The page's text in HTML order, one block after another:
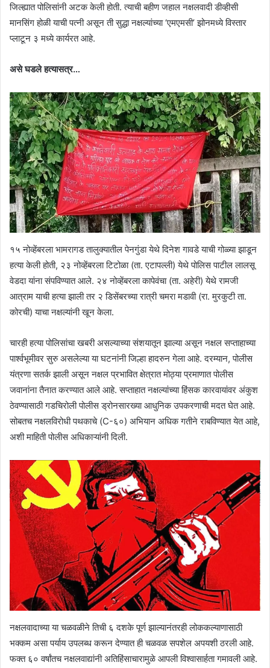
जिल्ह्यात पोलिसांनी अटक केली होती. त्याची बहीण जहाल नक्षलवादी डीव्हीसी
मानसिंग होळी याची पत्नी असून ती सुद्धा नक्षल्यांच्या ‘एमएमसी’ झोनमध्ये विस्तार
प्लाटून ३ मध्ये कार्यरत आहे.
असे घडले हत्यासत्र…
१५ नोव्हेंबरला भामरागड तालुक्यातील पेनगुंडा येथे दिनेश गावडे याची गोळ्या झाडून
हत्या केली होती, २३ नोव्हेंबरला टिटोळा (ता. एटापल्ली) येथे पोलिस पाटील लालसू
वेडदा यांना संपविण्यात आले. २४ नोव्हेंबरला कापेवंचा (ता. अहेरी) येथे रामजी
आत्राम याची हत्या झाली तर २ डिसेंबरच्या रात्री चमरा मडावी (रा. मुरकुटी ता.
कोरची) याचा नक्षल्यांनी खून केला.
चारही हत्या पोलिसांचा खबरी असल्याच्या संशयातून झाल्या असून नक्षल सप्ताहाच्या
पार्श्वभूमीवर सुरु असलेल्या या घटनांनी जिल्हा हादरुन गेला आहे. दरम्यान, पोलीस
यंत्रणा सतर्क झाली असून नक्षल प्रभावित क्षेत्रात मोठ्या प्रमाणात पोलीस
जवानांना तैनात करण्यात आले आहे. सप्ताहात नक्षल्यांच्या हिंसक कारवायांवर अंकुश
ठेवण्यासाठी गडचिरोली पोलीस ड्रोनसारख्या आधुनिक उपकरणाची मदत घेत आहे.
सोबतच नक्षलविरोधी पथकाचे (C-६०) अभियान अधिक गतीने राबविण्यात येत आहे,
अशी माहिती पोलीस अधिकाऱ्यांनी दिली.
नक्षलवादाच्या या चळवळीने तिची ६ दशके पूर्ण झाल्यानंतरही लोककल्याणासाठी
भक्कम असा पर्याय उपलब्ध करून देण्यात ही चळवळ सपशेल अपयशी ठरली आहे.
फक्त ६० वर्षांतच नक्षलवाद्यांनी अतिहिंसाचारामुळे आपली विश्वासार्हता गमावली आहे.